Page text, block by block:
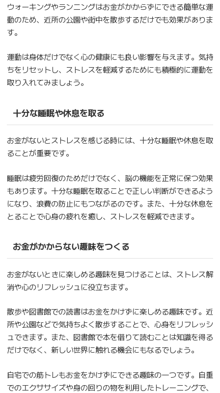
ウォーキングやランニングはお金がかからずにできる簡単な運
動のため、近所の公園や街中を散歩するだけでも効果がありま
す。
運動は身体だけでなく心の健康にも良い影響を与えます。気持
ちをリセットし、ストレスを軽減するためにも積極的に運動を
取り入れてみましょう。
十分な睡眠や休息を取る
お金がないとストレスを感じる時には、十分な睡眠や休息を取
ることが重要です。
睡眠は疲労回復のためだけでなく、脳の機能を正常に保つ効果
もあります。十分な睡眠を取ることで正しい判断ができるよう
になり、浪費の防止にもつながるのです。また、十分な休息を
とることで心身の疲れを癒し、ストレスを軽減できます。
お金がかからない趣味をつくる
お金がないときに楽しめる趣味を見つけることは、ストレス解
消や心のリフレッシュに役立ちます。
散歩や図書館での読書はお金をかけずに楽しめる趣味です。近
所や公園などで気持ちよく散歩することで、心身をリフレッシ
ュできます。また、図書館で本を借りて読むことは知識を得る
だけでなく、新しい世界に触れる機会にもなるでしょう。
自宅での筋トレもお金をかけずにできる趣味の一つです。自重
でのエクササイズや身の回りの物を利用したトレーニングで、